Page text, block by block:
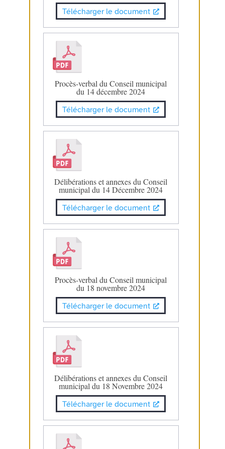
Télécharger le document
Procès-verbal du Conseil municipal
du 14 décembre 2024
Télécharger le document
Délibérations et annexes du Conseil
municipal du 14 Décembre 2024
Télécharger le document
Procès-verbal du Conseil municipal
du 18 novembre 2024
Télécharger le document
Délibérations et annexes du Conseil
municipal du 18 Novembre 2024
Télécharger le document